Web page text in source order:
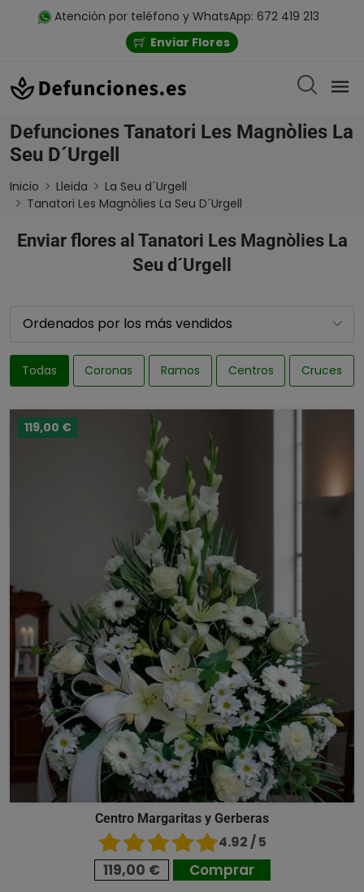
Atención por teléfono y WhatsApp: 672 419 213
Enviar Flores
Defunciones Tanatori Les Magnòlies La
Seu D´Urgell
Inicio Lleida
La Seu d´Urgell
Tanatori Les Magnòlies La Seu D´Urgell
Enviar flores al Tanatori Les Magnòlies La
Seu d´Urgell
Todas Coronas Ramos Centros Cruces
119,00 €
Centro Margaritas y Gerberas
4.92 / 5
119,00 € Comprar